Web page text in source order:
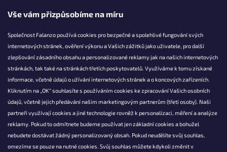
Vše vám přizpůsobíme na míru
Společnost Falanzo používá cookies pro bezpečné a spolehlivé fungování svých
internetových stránek, ověření výkonu a Vašich zážitků jako uživatele, pro další
zlepšování zásadního obsahu a personalizované reklamy jak na našich internetových
stránkách, tak také na stránkách třetích poskytovatelů. Využíváme k tomu získané
informace, včetně údajů o užívání internetových stránek a o koncových zařízeních.
Kliknutím na „OK“ souhlasíte s používáním cookies ke zpracování Vašich osobních
údajů, včetně jejich předávání našim marketingovým partnerům (třetí osoby). Naši
partneři využívají cookies a jiné technologie rovněž k personalizaci, měření a analýze
reklamy. Pokud to odmítnete budeme používat jen základní cookies a bohužel
nebudete dostávat žádný personalizovaný obsah. Pokud neudělíte svůj souhlas,
omezíme se pouze na nutné cookies. Svůj souhlas můžete kdykoli změnit v
KONTAKT
info@falanzo.cz
Falanzo.cz
FalanzoCZ